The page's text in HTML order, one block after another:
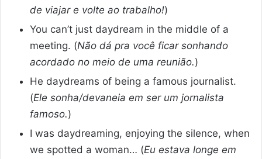
de viajar e volte ao trabalho!)
You can’t just daydream in the middle of a
meeting. (Não dá pra você ficar sonhando
acordado no meio de uma reunião.)
He daydreams of being a famous journalist.
(Ele sonha/devaneia em ser um jornalista
famoso.)
I was daydreaming, enjoying the silence, when
we spotted a woman… (Eu estava longe em